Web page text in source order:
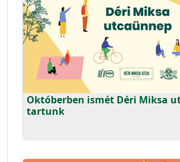
Októberben ismét Déri Miksa
tartunk